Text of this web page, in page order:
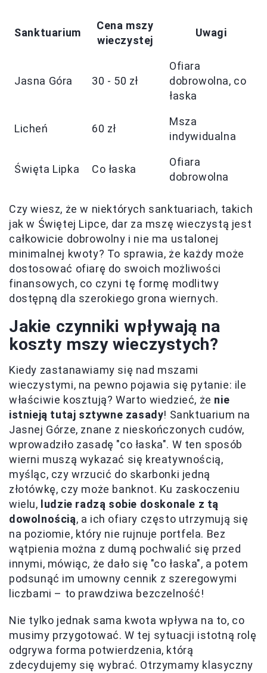
Sanktuarium
Cena mszy
wieczystej
Uwagi
Jasna Góra 30 - 50 zł
Ofiara
dobrowolna, co
łaska
Licheń 60 zł
Msza
indywidualna
Święta Lipka Co łaska
Ofiara
dobrowolna
Czy wiesz, że w niektórych sanktuariach, takich
jak w Świętej Lipce, dar za mszę wieczystą jest
całkowicie dobrowolny i nie ma ustalonej
minimalnej kwoty? To sprawia, że każdy może
dostosować ofiarę do swoich możliwości
finansowych, co czyni tę formę modlitwy
dostępną dla szerokiego grona wiernych.
Jakie czynniki wpływają na
koszty mszy wieczystych?
Kiedy zastanawiamy się nad mszami
wieczystymi, na pewno pojawia się pytanie: ile
właściwie kosztują? Warto wiedzieć, że nie
istnieją tutaj sztywne zasady! Sanktuarium na
Jasnej Górze, znane z nieskończonych cudów,
wprowadziło zasadę "co łaska". W ten sposób
wierni muszą wykazać się kreatywnością,
myśląc, czy wrzucić do skarbonki jedną
złotówkę, czy może banknot. Ku zaskoczeniu
wielu, ludzie radzą sobie doskonale z tą
dowolnością, a ich ofiary często utrzymują się
na poziomie, który nie rujnuje portfela. Bez
wątpienia można z dumą pochwalić się przed
innymi, mówiąc, że dało się "co łaska", a potem
podsunąć im umowny cennik z szeregowymi
liczbami – to prawdziwa bezczelność!
Nie tylko jednak sama kwota wpływa na to, co
musimy przygotować. W tej sytuacji istotną rolę
odgrywa forma potwierdzenia, którą
zdecydujemy się wybrać. Otrzymamy klasyczny